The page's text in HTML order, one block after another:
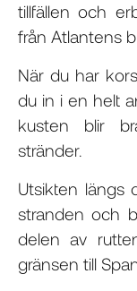
tillfällen och
från Atlantens
När du har
du in i en helt
kusten blir
stränder.
Utsikten längs
stranden och
delen av
gränsen till